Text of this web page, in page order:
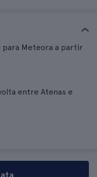
para Meteora a partir
entre Atenas e